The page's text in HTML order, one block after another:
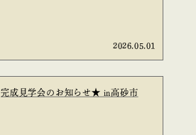
2026.05.01
完成見学会のお知らせ★ in高砂市